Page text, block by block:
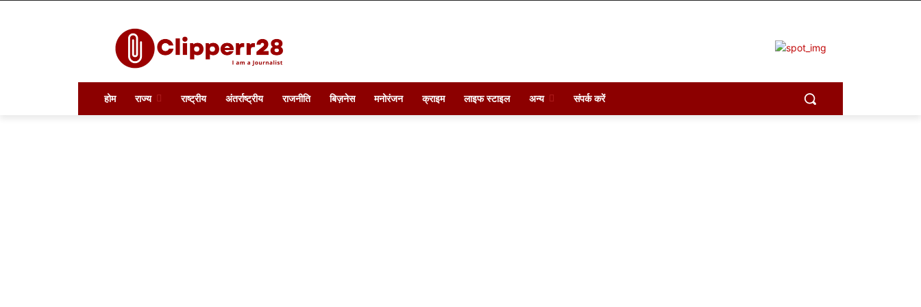
होम राज्य राष्ट्रीय अंतर्राष्ट्रीय राजनीति बिज़नेस मनोरंजन क्राइम लाइफ स्टाइल अन्य संपर्क करें